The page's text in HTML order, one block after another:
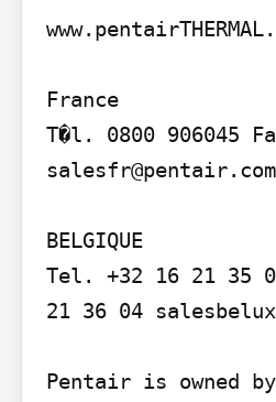
France
T�l. 0800 906045
salesfr@pentair.com
BELGIQUE
Tel. +32 16 21 35
21 36 04
Pentair is owned